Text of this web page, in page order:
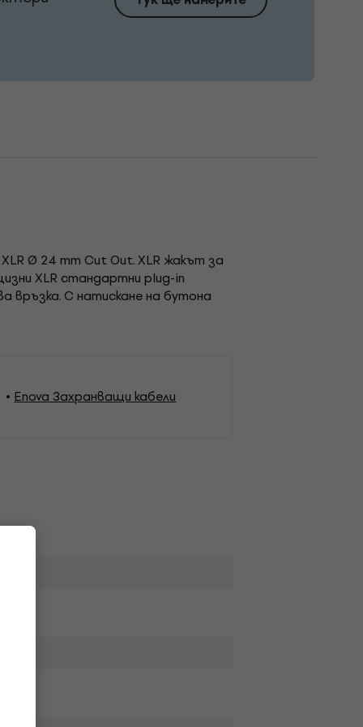
Ø 24 mm Cut Out. XLR жакът за
XLR стандартни plug-in
връзка. С натискане на бутона
Enova Захранващи кабели